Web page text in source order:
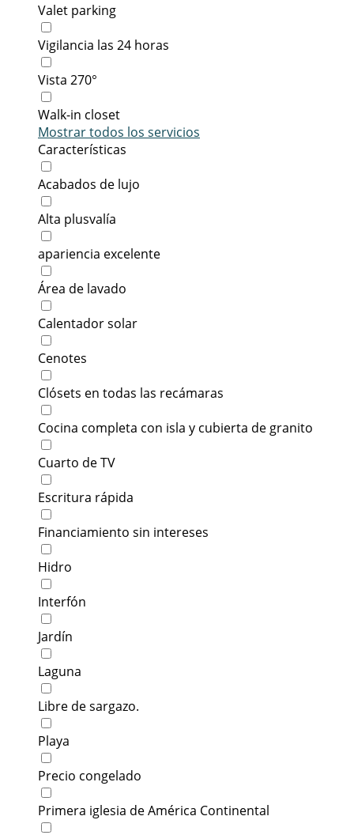
Valet parking
Vigilancia las 24 horas
Vista 270°
Walk-in closet
Mostrar todos los servicios
Características
Acabados de lujo
Alta plusvalía
apariencia excelente
Área de lavado
Calentador solar
Cenotes
Clósets en todas las recámaras
Cocina completa con isla y cubierta de granito
Cuarto de TV
Escritura rápida
Financiamiento sin intereses
Hidro
Interfón
Jardín
Laguna
Libre de sargazo.
Playa
Precio congelado
Primera iglesia de América Continental